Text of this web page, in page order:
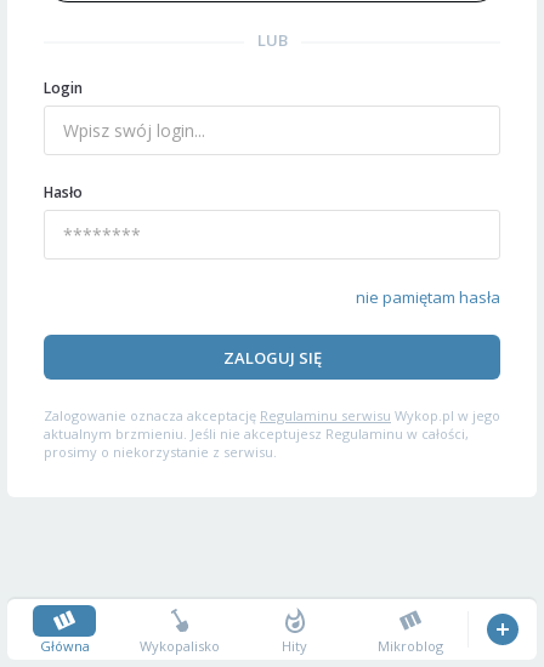
LUB
Login
Hasło
nie pamiętam hasła
ZALOGUJ SIĘ
Zalogowanie oznacza akceptację Regulaminu serwisu Wykop.pl w jego
aktualnym brzmieniu. Jeśli nie akceptujesz Regulaminu w całości,
prosimy o niekorzystanie z serwisu.
Główna Wykopalisko Hity Mikroblog